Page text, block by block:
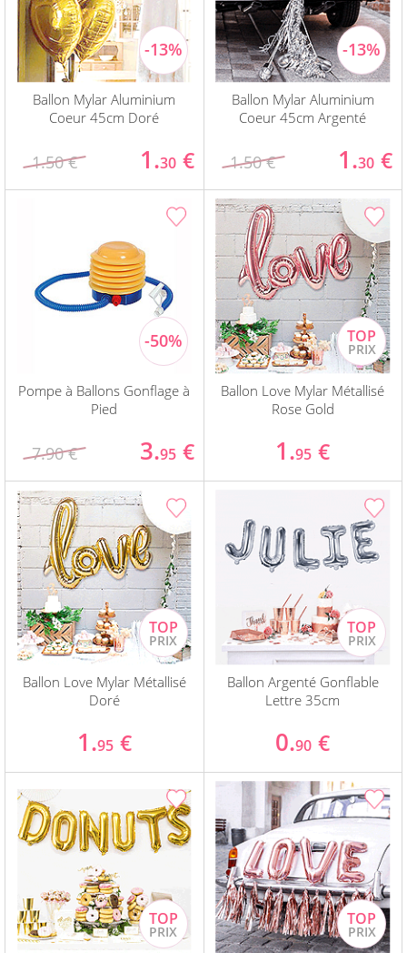
Ballon Mylar Aluminium
Coeur 45cm Doré
1.50 € 1.30 €
Ballon Mylar Aluminium
Coeur 45cm Argenté
1.50 € 1.30 €
Pompe à Ballons Gonflage à
Pied
7.90 € 3.95 €
Ballon Love Mylar Métallisé
Rose Gold
1.95 €
Ballon Love Mylar Métallisé
Doré
1.95 €
Ballon Argenté Gonflable
Lettre 35cm
0.90 €